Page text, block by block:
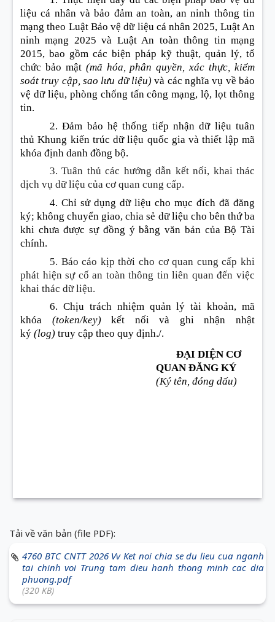
liệu cá nhân và bảo đảm an toàn, an ninh thông tin
mạng theo Luật Bảo vệ dữ liệu cá nhân 2025, Luật An
ninh mạng 2025 và Luật An toàn thông tin mạng
2015, bao gồm các biện pháp kỹ thuật, quản lý, tổ
chức bảo mật (mã hóa, phân quyền, xác thực, kiểm
soát truy cập, sao lưu dữ liệu) và các nghĩa vụ về bảo
vệ dữ liệu, phòng chống tấn công mạng, lộ, lọt thông
tin.
2. Đảm bảo hệ thống tiếp nhận dữ liệu tuân
thủ Khung kiến trúc dữ liệu quốc gia và thiết lập mã
khóa định danh đồng bộ.
3. Tuân thủ các hướng dẫn kết nối, khai thác
dịch vụ dữ liệu của cơ quan cung cấp.
4. Chỉ sử dụng dữ liệu cho mục đích đã đăng
ký; không chuyển giao, chia sẻ dữ liệu cho bên thứ ba
khi chưa được sự đồng ý bằng văn bản của Bộ Tài
chính.
5. Báo cáo kịp thời cho cơ quan cung cấp khi
phát hiện sự cố an toàn thông tin liên quan đến việc
khai thác dữ liệu.
6. Chịu trách nhiệm quản lý tài khoản, mã
khóa (token/key)kết nối và ghi nhận nhật
ký (log) truy cập theo quy định./.
ĐẠI DIỆN CƠ
QUAN ĐĂNG KÝ
(Ký tên, đóng dấu)
Tải về văn bản (file PDF):
4760 BTC CNTT 2026 Vv Ket noi chia se du lieu cua nganh
tai chinh voi Trung tam dieu hanh thong minh cac dia
phuong.pdf
(320 KB)